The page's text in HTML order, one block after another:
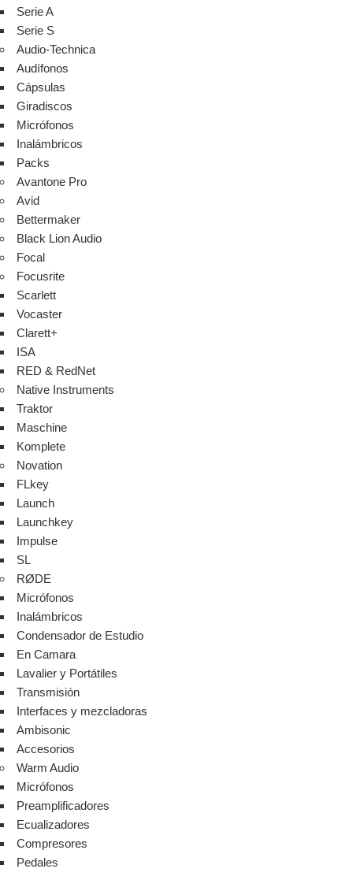
Serie A
Serie S
Audio-Technica
Audífonos
Cápsulas
Giradiscos
Micrófonos
Inalámbricos
Packs
Avantone Pro
Avid
Bettermaker
Black Lion Audio
Focal
Focusrite
Scarlett
Vocaster
Clarett+
ISA
RED & RedNet
Native Instruments
Traktor
Maschine
Komplete
Novation
FLkey
Launch
Launchkey
Impulse
SL
RØDE
Micrófonos
Inalámbricos
Condensador de Estudio
En Camara
Lavalier y Portátiles
Transmisión
Interfaces y mezcladoras
Ambisonic
Accesorios
Warm Audio
Micrófonos
Preamplificadores
Ecualizadores
Compresores
Pedales